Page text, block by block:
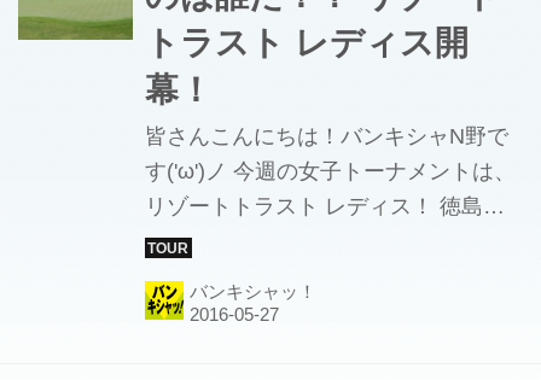
トラスト レディス開
幕！
皆さんこんにちは！バンキシャN野で
す('ω')ノ 今週の女子トーナメントは、
リゾートトラスト レディス！ 徳島県
のグランディ鳴門ゴルフクラブ36
EASTコース(6,524Yards Par72)にて開
催されます。 青く広がる瀬戸内海を望
バンキシャッ！